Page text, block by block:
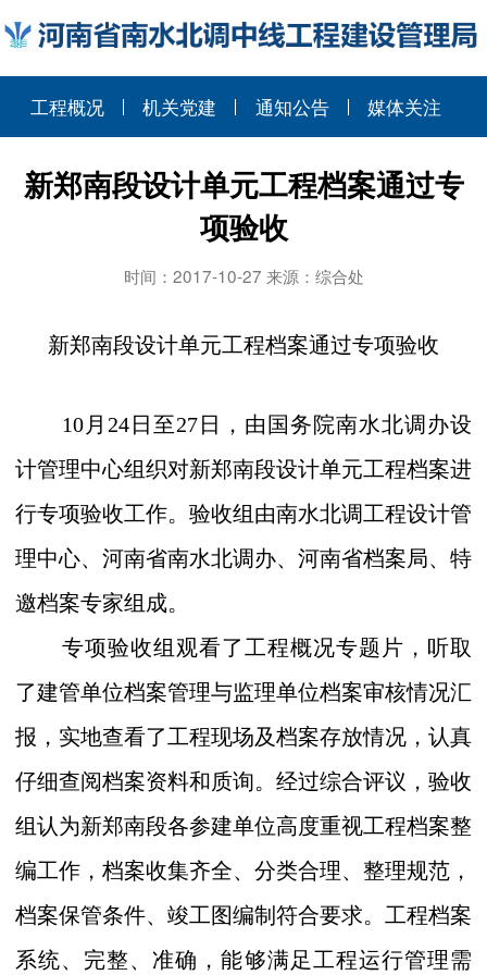
工程概况 机关党建 通知公告 媒体关注
新郑南段设计单元工程档案通过专
项验收
时间：2017-10-27 来源：综合处
新郑南段设计单元工程档案通过专项验收
10 月 24 日至27 日，由国务院南水北调办设
计管理中心组织对新郑南段设计单元工程档案进
行专项验收工作。验收组由南水北调工程设计管
理中心、河南省南水北调办、河南省档案局、特
邀档案专家组成。
专项验收组观看了工程概况专题片，听取
了建管单位档案管理与监理单位档案审核情况汇
报，实地查看了工程现场及档案存放情况，认真
仔细查阅档案资料和质询。经过综合评议，验收
组认为新郑南段各参建单位高度重视工程档案整
编工作，档案收集齐全、分类合理、整理规范，
档案保管条件、竣工图编制符合要求。工程档案
系统、完整、准确，能够满足工程运行管理需